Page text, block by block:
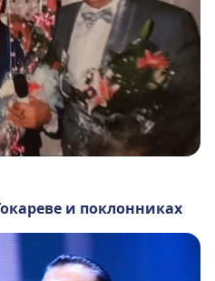
и поклонниках